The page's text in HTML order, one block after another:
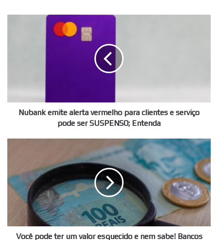
pode
Nubank emite alerta vermelho para clientes e serviço
pode ser SUSPENSO; Entenda
um
valor
esquecido
sabe!
Bancos
Você pode ter um valor esquecido e nem sabe! Bancos